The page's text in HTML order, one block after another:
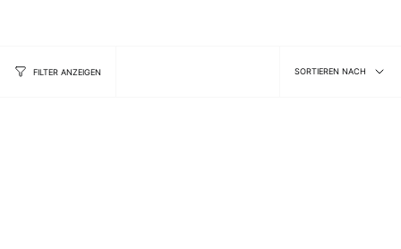
FILTER ANZEIGEN SORTIEREN NACH